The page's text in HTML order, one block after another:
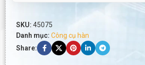
SKU: 45075
Danh mục: Công cụ hàn
Share: